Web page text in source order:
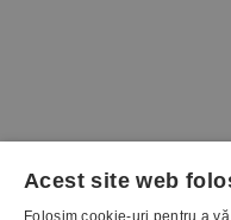
Acest site web
Folosim cookie-uri pentru a